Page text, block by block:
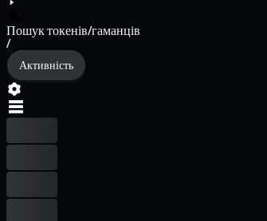
Пошук токенів/гаманців
/
Активність